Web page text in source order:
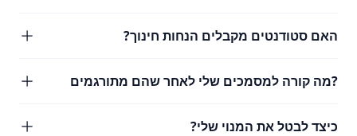
האם סטודנטים מקבלים הנחות חינוך?
?מה קורה למסמכים שלי לאחר שהם מתורגמים
כיצד לבטל את המנוי שלי?